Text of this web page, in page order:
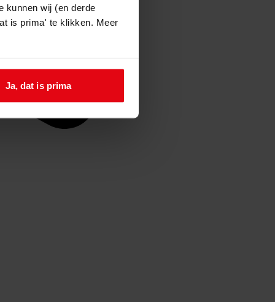
kunnen wij (en derde
is prima' te klikken. Meer
Ja, dat is prima